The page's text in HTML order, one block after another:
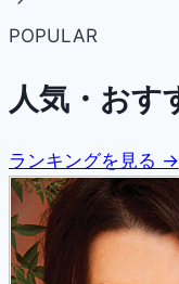
POPULAR
人気・おす
ランキングを見る →